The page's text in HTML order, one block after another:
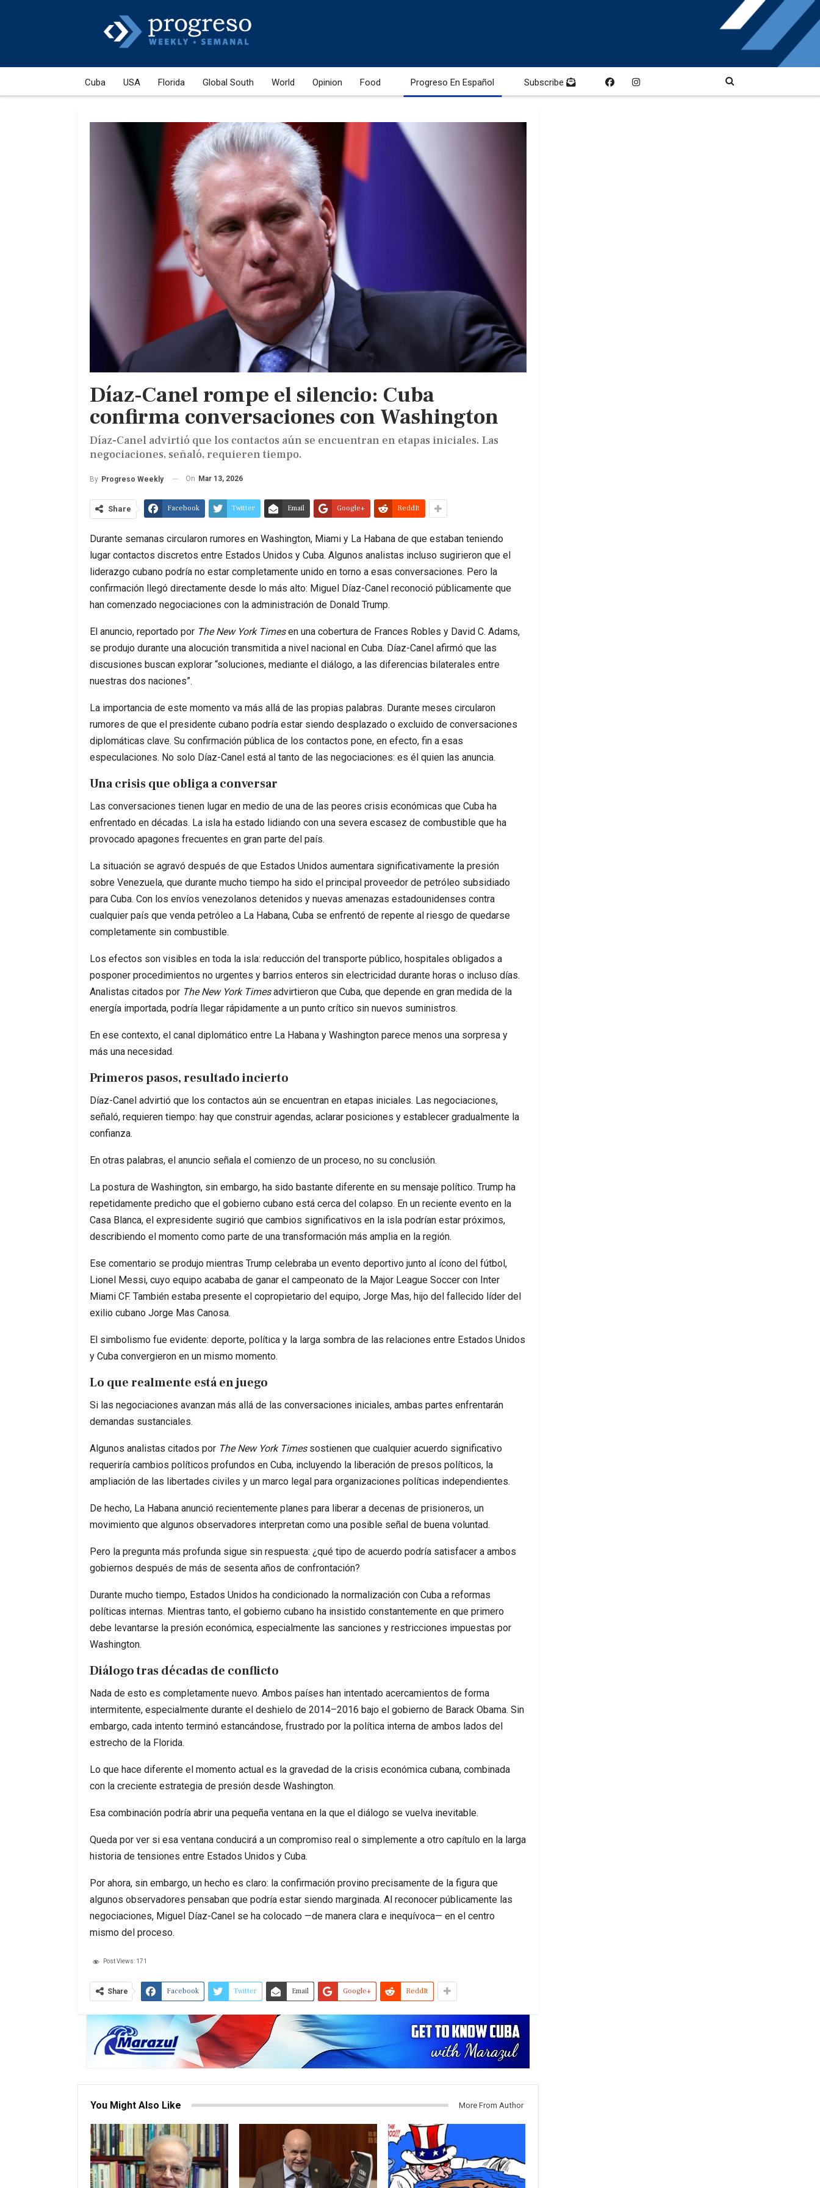
Cuba USA Florida Global South World Opinion Food Progreso En Español Subscribe
Díaz-Canel rompe el silencio: Cuba
confirma conversaciones con Washington
Díaz-Canel advirtió que los contactos aún se encuentran en etapas iniciales. Las
negociaciones, señaló, requieren tiempo.
By Progreso Weekly On Mar 13, 2026
Share Facebook Twitter Email Google+ ReddIt
Durante semanas circularon rumores en Washington, Miami y La Habana de que estaban teniendo
lugar contactos discretos entre Estados Unidos y Cuba. Algunos analistas incluso sugirieron que el
liderazgo cubano podría no estar completamente unido en torno a esas conversaciones. Pero la
confirmación llegó directamente desde lo más alto: Miguel Díaz-Canel reconoció públicamente que
han comenzado negociaciones con la administración de Donald Trump.
El anuncio, reportado por The New York Timesen una cobertura de Frances Robles y David C. Adams,
se produjo durante una alocución transmitida a nivel nacional en Cuba. Díaz-Canel afirmó que las
discusiones buscan explorar “soluciones, mediante el diálogo, a las diferencias bilaterales entre
nuestras dos naciones”.
La importancia de este momento va más allá de las propias palabras. Durante meses circularon
rumores de que el presidente cubano podría estar siendo desplazado o excluido de conversaciones
diplomáticas clave. Su confirmación pública de los contactos pone, en efecto, fin a esas
especulaciones. No solo Díaz-Canel está al tanto de las negociaciones: es él quien las anuncia.
Una crisis que obliga a conversar
Las conversaciones tienen lugar en medio de una de las peores crisis económicas que Cuba ha
enfrentado en décadas. La isla ha estado lidiando con una severa escasez de combustible que ha
provocado apagones frecuentes en gran parte del país.
La situación se agravó después de que Estados Unidos aumentara significativamente la presión
sobre Venezuela, que durante mucho tiempo ha sido el principal proveedor de petróleo subsidiado
para Cuba. Con los envíos venezolanos detenidos y nuevas amenazas estadounidenses contra
cualquier país que venda petróleo a La Habana, Cuba se enfrentó de repente al riesgo de quedarse
completamente sin combustible.
Los efectos son visibles en toda la isla: reducción del transporte público, hospitales obligados a
posponer procedimientos no urgentes y barrios enteros sin electricidad durante horas o incluso días.
Analistas citados por The New York Timesadvirtieron que Cuba, que depende en gran medida de la
energía importada, podría llegar rápidamente a un punto crítico sin nuevos suministros.
En ese contexto, el canal diplomático entre La Habana y Washington parece menos una sorpresa y
más una necesidad.
Primeros pasos, resultado incierto
Díaz-Canel advirtió que los contactos aún se encuentran en etapas iniciales. Las negociaciones,
señaló, requieren tiempo: hay que construir agendas, aclarar posiciones y establecer gradualmente la
confianza.
En otras palabras, el anuncio señala el comienzo de un proceso, no su conclusión.
La postura de Washington, sin embargo, ha sido bastante diferente en su mensaje político. Trump ha
repetidamente predicho que el gobierno cubano está cerca del colapso. En un reciente evento en la
Casa Blanca, el expresidente sugirió que cambios significativos en la isla podrían estar próximos,
describiendo el momento como parte de una transformación más amplia en la región.
Ese comentario se produjo mientras Trump celebraba un evento deportivo junto al ícono del fútbol,
Lionel Messi, cuyo equipo acababa de ganar el campeonato de la Major League Soccer con Inter
Miami CF. También estaba presente el copropietario del equipo, Jorge Mas, hijo del fallecido líder del
exilio cubano Jorge Mas Canosa.
El simbolismo fue evidente: deporte, política y la larga sombra de las relaciones entre Estados Unidos
y Cuba convergieron en un mismo momento.
Lo que realmente está en juego
Si las negociaciones avanzan más allá de las conversaciones iniciales, ambas partes enfrentarán
demandas sustanciales.
Algunos analistas citados por The New York Timessostienen que cualquier acuerdo significativo
requeriría cambios políticos profundos en Cuba, incluyendo la liberación de presos políticos, la
ampliación de las libertades civiles y un marco legal para organizaciones políticas independientes.
De hecho, La Habana anunció recientemente planes para liberar a decenas de prisioneros, un
movimiento que algunos observadores interpretan como una posible señal de buena voluntad.
Pero la pregunta más profunda sigue sin respuesta: ¿qué tipo de acuerdo podría satisfacer a ambos
gobiernos después de más de sesenta años de confrontación?
Durante mucho tiempo, Estados Unidos ha condicionado la normalización con Cuba a reformas
políticas internas. Mientras tanto, el gobierno cubano ha insistido constantemente en que primero
debe levantarse la presión económica, especialmente las sanciones y restricciones impuestas por
Washington.
Diálogo tras décadas de conflicto
Nada de esto es completamente nuevo. Ambos países han intentado acercamientos de forma
intermitente, especialmente durante el deshielo de 2014–2016 bajo el gobierno de Barack Obama. Sin
embargo, cada intento terminó estancándose, frustrado por la política interna de ambos lados del
estrecho de la Florida.
Lo que hace diferente el momento actual es la gravedad de la crisis económica cubana, combinada
con la creciente estrategia de presión desde Washington.
Esa combinación podría abrir una pequeña ventana en la que el diálogo se vuelva inevitable.
Queda por ver si esa ventana conducirá a un compromiso real o simplemente a otro capítulo en la larga
historia de tensiones entre Estados Unidos y Cuba.
Por ahora, sin embargo, un hecho es claro: la confirmación provino precisamente de la figura que
algunos observadores pensaban que podría estar siendo marginada. Al reconocer públicamente las
negociaciones, Miguel Díaz-Canel se ha colocado —de manera clara e inequívoca— en el centro
mismo del proceso.
Post Views: 171
Share Facebook Twitter Email Google+ ReddIt
You Might Also Like More From Author